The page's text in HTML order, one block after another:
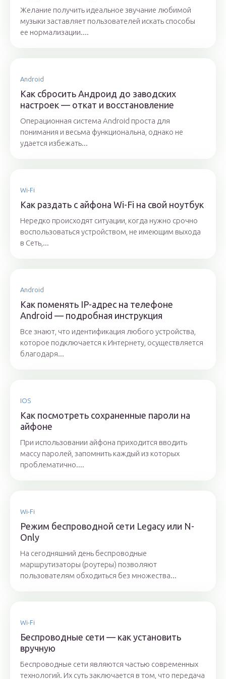
Желание получить идеальное звучание любимой
музыки заставляет пользователей искать способы
ее нормализации....
Android
Как сбросить Андроид до заводских
настроек — откат и восстановление
Операционная система Android проста для
понимания и весьма функциональна, однако не
удается избежать...
Wi-Fi
Как раздать с айфона Wi-Fi на свой ноутбук
Нередко происходят ситуации, когда нужно срочно
воспользоваться устройством, не имеющим выхода
в Сеть,...
Android
Как поменять IP-адрес на телефоне
Android — подробная инструкция
Все знают, что идентификация любого устройства,
которое подключается к Интернету, осуществляется
благодаря...
IOS
Как посмотреть сохраненные пароли на
айфоне
При использовании айфона приходится вводить
массу паролей, запомнить каждый из которых
проблематично....
Wi-Fi
Режим беспроводной сети Legacy или N-
Only
На сегодняшний день беспроводные
маршрутизаторы (роутеры) позволяют
пользователям обходиться без множества...
Wi-Fi
Беспроводные сети — как установить
вручную
Беспроводные сети являются частью современных
технологий. Их суть заключается в том, что передача